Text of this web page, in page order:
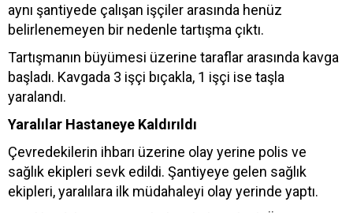
aynı şantiyede çalışan işçiler arasında henüz
belirlenemeyen bir nedenle tartışma çıktı.
Tartışmanın büyümesi üzerine taraflar arasında kavga
başladı. Kavgada 3 işçi bıçakla, 1 işçi ise taşla
yaralandı.
Yaralılar Hastaneye Kaldırıldı
Çevredekilerin ihbarı üzerine olay yerine polis ve
sağlık ekipleri sevk edildi. Şantiyeye gelen sağlık
ekipleri, yaralılara ilk müdahaleyi olay yerinde yaptı.